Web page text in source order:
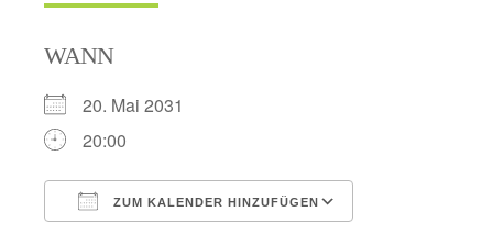
WANN
20. Mai 2031
20:00
ZUM KALENDER HINZUFÜGEN